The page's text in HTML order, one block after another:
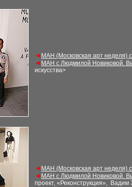
◄ МАН (Московская арт неделя)
◄ МАН с Людмилой Новиковой.
искусства>
◄ МАН (Московская арт неделя)
◄ МАН с Людмилой Новиковой.
проект, «Реконструкция», Вадим